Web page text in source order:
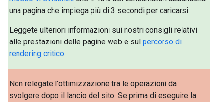
una pagina che impiega più di 3 secondi per caricarsi.
Leggete ulteriori informazioni sui nostri consigli relativi
alle prestazioni delle pagine web e sulpercorso di
rendering critico.
Non relegate l'ottimizzazione tra le operazioni da
svolgere dopo il lancio del sito. Se prima di eseguire la